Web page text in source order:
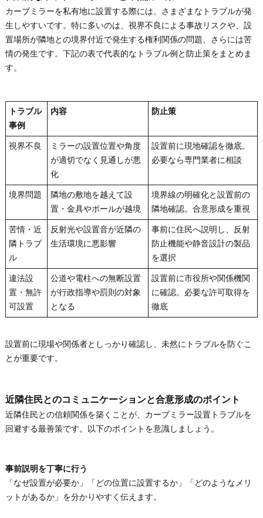
カーブミラーを私有地に設置する際には、さまざまなトラブルが発
生しやすいです。特に多いのは、視界不良による事故リスクや、設
置場所が隣地との境界付近で発生する権利関係の問題、さらには苦
情の発生です。下記の表で代表的なトラブル例と防止策をまとめま
す。
トラブル
事例
内容 防止策
視界不良
ミラーの設置位置や角度
が適切でなく見通しが悪
化
設置前に現地確認を徹底。
必要なら専門業者に相談
境界問題
隣地の敷地を越えて設
置・金具やポールが越境
境界線の明確化と設置前の
隣地確認。合意形成を重視
苦情・近
隣トラブ
ル
反射光や設置音が近隣の
生活環境に悪影響
事前に住民へ説明し、反射
防止機能や静音設計の製品
を選択
違法設
置・無許
可設置
公道や電柱への無断設置
が行政指導や罰則の対象
となる
設置前に市役所や関係機関
に確認。必要な許可取得を
徹底
設置前に現場や関係者としっかり確認し、未然にトラブルを防ぐこ
とが重要です。
近隣住民とのコミュニケーションと合意形成のポイント
近隣住民との信頼関係を築くことが、カーブミラー設置トラブルを
回避する最善策です。以下のポイントを意識しましょう。
事前説明を丁寧に行う
「なぜ設置が必要か」「どの位置に設置するか」「どのようなメリ
ットがあるか」を分かりやすく伝えます。